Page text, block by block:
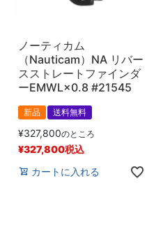
ノーティカム
（Nauticam）NA リバー
スストレートファインダ
ーEMWL×0.8 #21545
新品 送料無料
¥327,800のところ
¥327,800税込
カートに入れる